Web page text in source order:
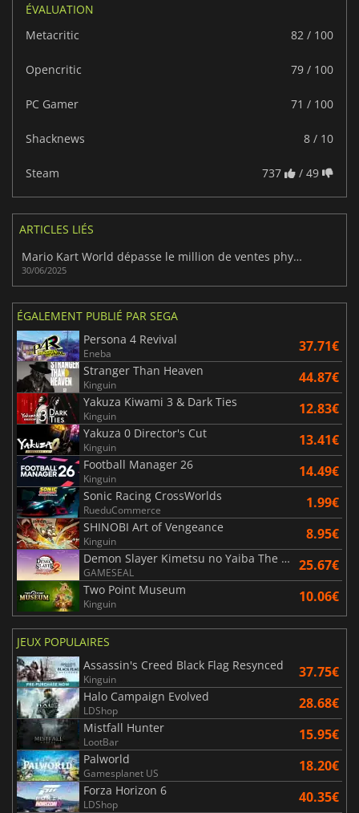
ÉVALUATION
Metacritic
82 / 100
Opencritic 79 / 100
PC Gamer 71 / 100
Shacknews 8 / 10
Steam 737 / 49
ARTICLES LIÉS
Mario Kart World dépasse le million de ventes physiques rien qu'au Japon
30/06/2025
ÉGALEMENT PUBLIÉ PAR SEGA
Persona 4 Revival
Eneba 37.71€
Stranger Than Heaven
Kinguin 44.87€
Yakuza Kiwami 3 & Dark Ties
Kinguin 12.83€
Yakuza 0 Director's Cut
Kinguin 13.41€
Football Manager 26
Kinguin 14.49€
Sonic Racing CrossWorlds
RueduCommerce 1.99€
SHINOBI Art of Vengeance
Kinguin 8.95€
Demon Slayer Kimetsu no Yaiba The Hinokami Chronicles 2
GAMESEAL 25.67€
Two Point Museum
Kinguin 10.06€
JEUX POPULAIRES
Assassin's Creed Black Flag Resynced
Kinguin 37.75€
Halo Campaign Evolved
LDShop 28.68€
Mistfall Hunter
LootBar 15.95€
Palworld
Gamesplanet US 18.20€
Forza Horizon 6
LDShop 40.35€